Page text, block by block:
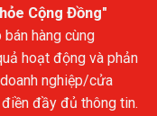
Cộng Đồng"
hàng cùng
hoạt động và phản
nghiệp/cửa
đầy đủ thông tin.